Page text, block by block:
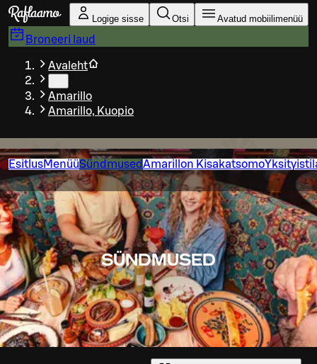
Liigu peamise sisu juurde
Logige sisse Otsi Avatud mobiilimenüü
Broneeri laud
Avaleht
Amarillo
Amarillo, Kuopio
EsitlusMenüüSündmusedAmarillon Kisakatsomo
SÜNDMUSED